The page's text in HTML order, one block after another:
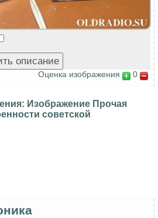
Оценка изображения 0
Изображение Прочая
советской